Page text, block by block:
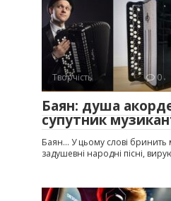
Творчість 0
Баян: душа
супутник
Баян… У цьому слові бринить
задушевні народні пісні,